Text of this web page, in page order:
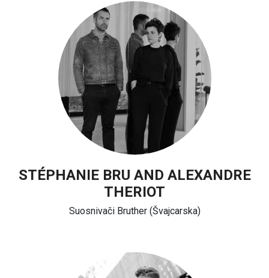
STÉPHANIE BRU AND ALEXANDRE
THERIOT
Suosnivači Bruther (Švajcarska)